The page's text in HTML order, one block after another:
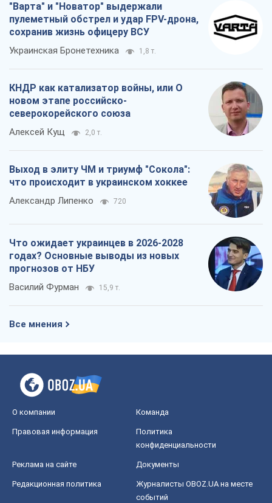
"Варта" и "Новатор" выдержали
пулеметный обстрел и удар FPV-дрона,
сохранив жизнь офицеру ВСУ
Украинская Бронетехника 1,8 т.
КНДР как катализатор войны, или О
новом этапе российско-
северокорейского союза
Алексей Кущ 2,0 т.
Выход в элиту ЧМ и триумф "Сокола":
что происходит в украинском хоккее
Александр Липенко 720
Что ожидает украинцев в 2026-2028
годах? Основные выводы из новых
прогнозов от НБУ
Василий Фурман 15,9 т.
Все мнения
О компании Команда
Правовая информация
Политика
конфиденциальности
Реклама на сайте Документы
Редакционная политика
Журналисты OBOZ.UA на месте
событий